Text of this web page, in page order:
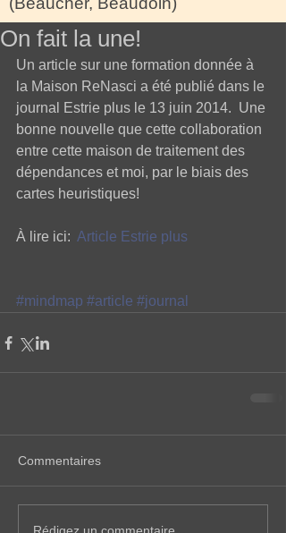
On fait la une!
Un article sur une formation donnée à
la Maison ReNasci a été publié dans le
journal Estrie plus le 13 juin 2014.  Une
bonne nouvelle que cette collaboration
entre cette maison de traitement des
dépendances et moi, par le biais des
cartes heuristiques!
À lire ici: Article Estrie plus
#mindmap #article #journal
Commentaires
Rédigez un commentaire...